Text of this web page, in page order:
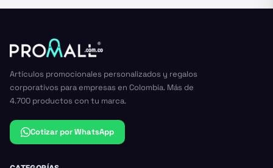
Artículos promocionales personalizados y regalos
corporativos para empresas en Colombia. Más de
4.700 productos con tu marca.
Cotizar por WhatsApp